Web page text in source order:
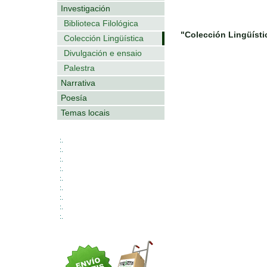
Investigación
Biblioteca Filológica
Colección Lingüística
Divulgación e ensaio
Palestra
Narrativa
Poesía
Temas locais
:.
:.
:.
:.
:.
:.
:.
:.
:.
"Colección